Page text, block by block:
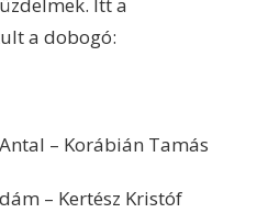
a dobogó:
– Korábián Tamás
– Kertész Kristóf